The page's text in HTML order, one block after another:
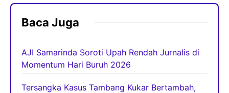
Baca Juga
AJI Samarinda Soroti Upah Rendah Jurnalis di
Momentum Hari Buruh 2026
Tersangka Kasus Tambang Kukar Bertambah,